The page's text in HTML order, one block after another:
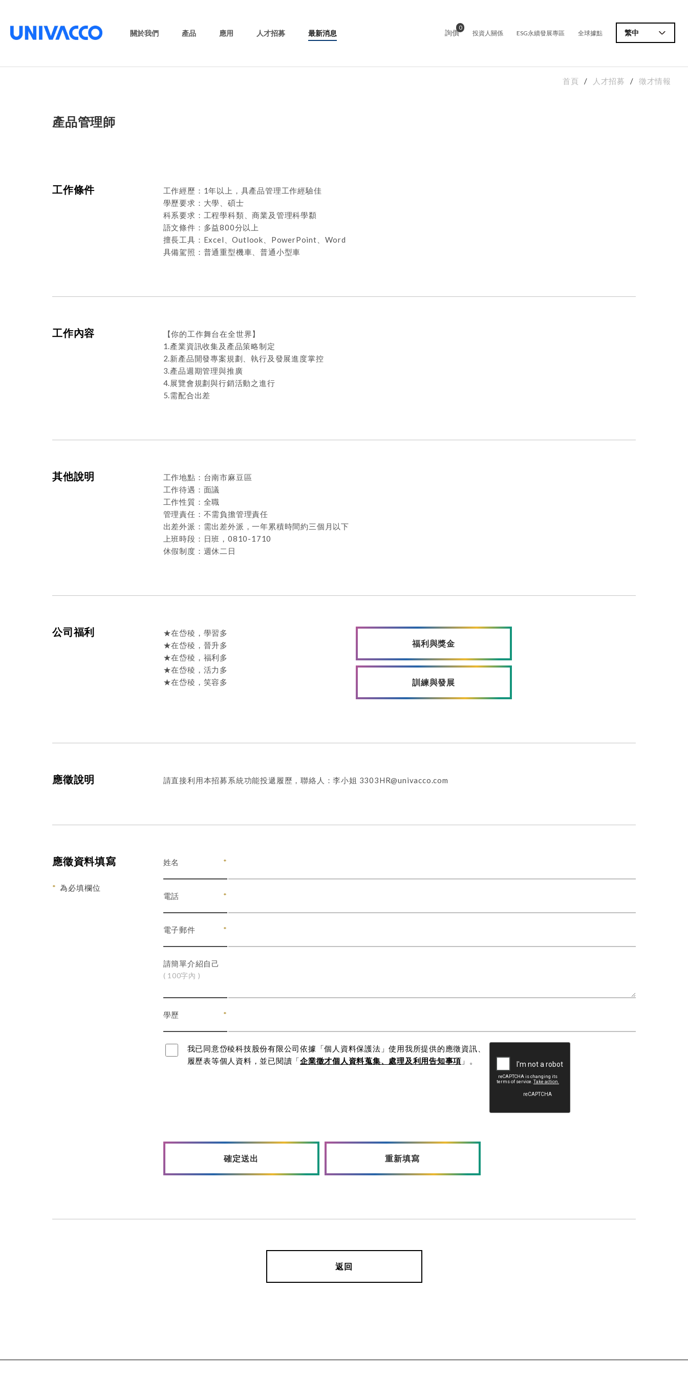
關於我們 產品 應用 人才招募 最新消息 詢價
0
投資人關係 ESG永續發展專區 全球據點 繁中
首頁 人才招募 徵才情報
產品管理師
工作條件
工作經歷：1年以上，具產品管理工作經驗佳
學歷要求：大學、碩士
科系要求：工程學科類、商業及管理科學纇
語文條件：多益800分以上
擅長工具：Excel、Outlook、PowerPoint、Word
具備駕照：普通重型機車、普通小型車
工作內容
【你的工作舞台在全世界】
1.產業資訊收集及產品策略制定
2.新產品開發專案規劃、執行及發展進度掌控
3.產品週期管理與推廣
4.展覽會規劃與行銷活動之進行
5.需配合出差
其他說明
工作地點：台南市麻豆區
工作待遇：面議
工作性質：全職
管理責任：不需負擔管理責任
出差外派：需出差外派，一年累積時間約三個月以下
上班時段：日班，0810-1710
休假制度：週休二日
公司福利
★在岱稜，學習多
★在岱稜，晉升多
★在岱稜，福利多
★在岱稜，活力多
★在岱稜，笑容多
福利與獎金
訓練與發展
應徵說明 請直接利用本招募系統功能投遞履歷，聯絡人：李小姐 3303HR@univacco.com
應徵資料填寫
*為必填欄位
姓名
電話
電子郵件
請簡單介紹自己
( 100字內 )
學歷
我已同意岱稜科技股份有限公司依據「個人資料保護法」使用我所提供的應徵資訊、
履歷表等個人資料，並已閱讀「企業徵才個人資料蒐集、處理及利用告知事項 」。
確定送出 重新填寫
返回